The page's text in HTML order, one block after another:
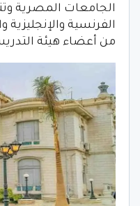
الجامعات المصرية
الفرنسية
من أعضاء هيئة